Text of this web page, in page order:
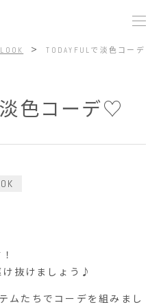
>
TODAYFULで淡色コーデ
淡色コーデ♡
抜けましょう♪
ムたちでコーデを組みまし